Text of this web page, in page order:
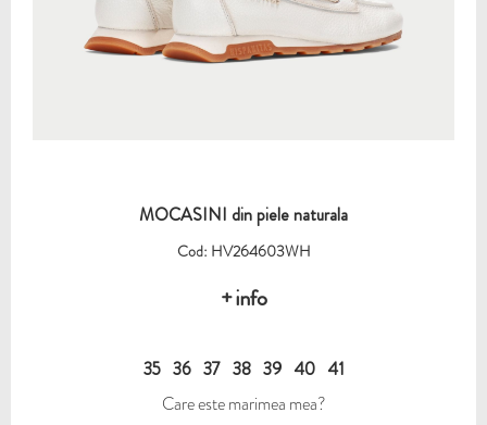
MOCASINI din piele naturala
Cod: HV264603WH
+ info
35 36 37 38 39 40 41
Care este marimea mea?